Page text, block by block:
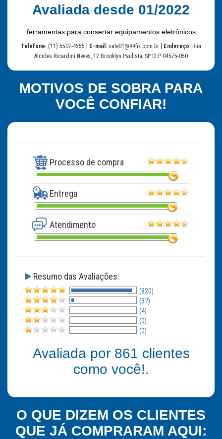
Avaliada desde 01/2022
ferramentas para consertar equipamentos eletrônicos
Telefone: (11) 5507-4555 E-mail: sale01@99fix.com.br Endereço: Rua
Alcides Ricardini Neves, 12 Brooklyn Paulista, SP CEP 04575-050
MOTIVOS DE SOBRA PARA
VOCÊ CONFIAR!
Processo de compra
Entrega
Atendimento
Resumo das Avaliações:
(820)
(37)
(4)
(0)
(0)
Avaliada por 861 clientes
como você!.
O QUE DIZEM OS CLIENTES
QUE JÁ COMPRARAM AQUI: